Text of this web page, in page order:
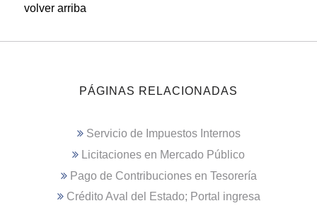
volver arriba
PÁGINAS RELACIONADAS
Servicio de Impuestos Internos
Licitaciones en Mercado Público
Pago de Contribuciones en Tesorería
Crédito Aval del Estado; Portal ingresa